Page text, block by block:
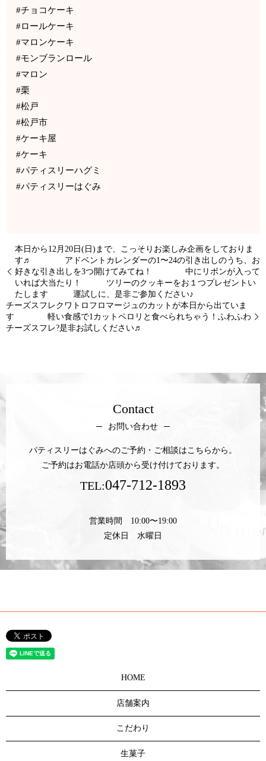
#チョコケーキ
#ロールケーキ
#マロンケーキ
#モンブランロール
#マロン
#栗
#松戸
#松戸市
#ケーキ屋
#ケーキ
#パティスリーハグミ
#パティスリーはぐみ
本日から12月20日(日)まで、こっそりお楽しみ企画をしておりま
す♬ アドベントカレンダーの1〜24の引き出しのうち、お
好きな引き出しを3つ開けてみてね！ 中にリボンが入って
いれば大当たり！ ツリーのクッキーをお１つプレゼントい
たします 運試しに、是非ご参加ください♪
チーズスフレクワトロフロマージュのカットが本日から出ていま
す 軽い食感で1カットペロリと食べられちゃう！ふわふわ
チーズスフレ?是非お試しください♬
Contact
お問い合わせ
パティスリーはぐみへのご予約・ご相談はこちらから。
ご予約はお電話か店頭から受け付けております。
TEL:047-712-1893
営業時間 10:00〜19:00
定休日 水曜日
HOME
店舗案内
こだわり
生菓子